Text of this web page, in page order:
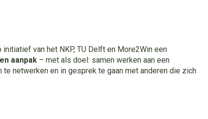
van het NKP, TU Delft en More2Win een
aanpak – met als doel: samen werken aan een
netwerken en in gesprek te gaan met anderen die zich